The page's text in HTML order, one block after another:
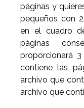
páginas y
pequeños con
en el cuadro
páginas
proporcionará
contiene las
archivo que
archivo que